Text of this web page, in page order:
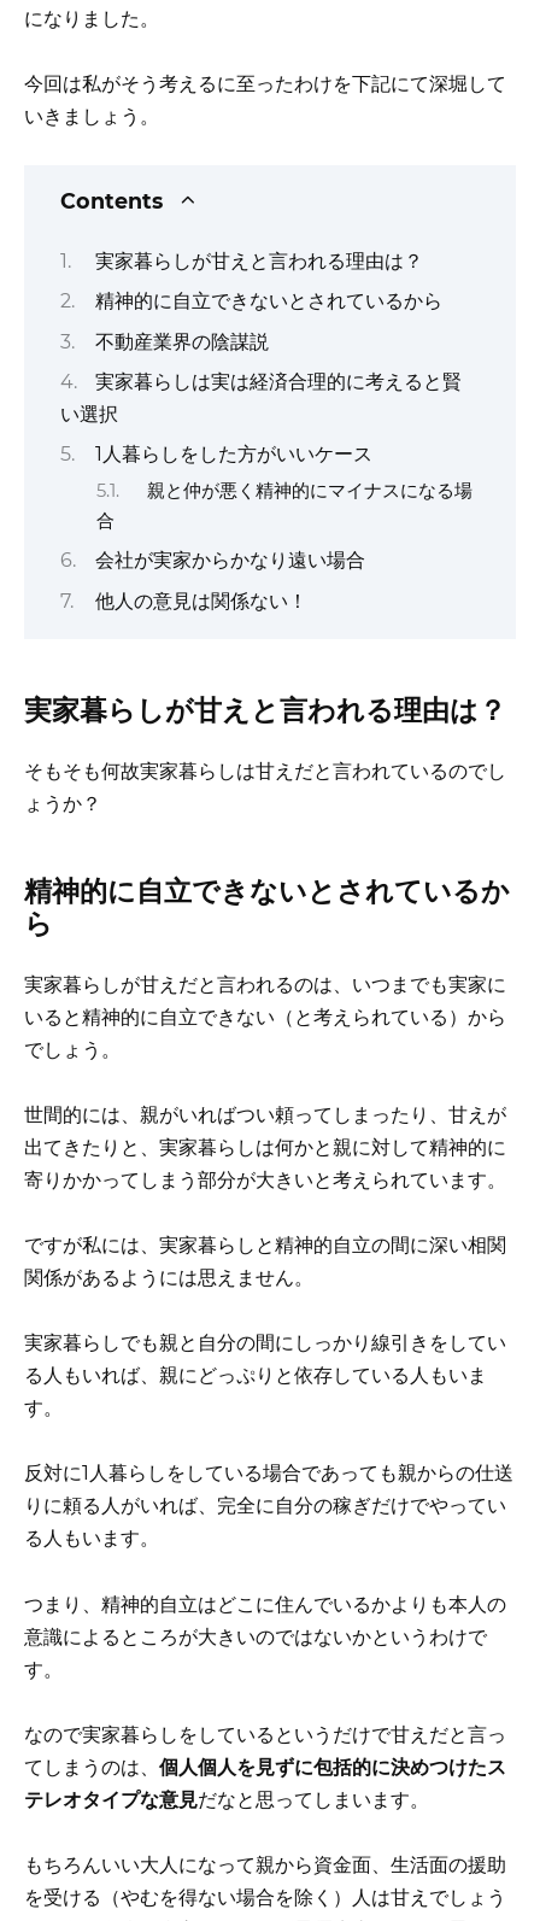
になりました。
今回は私がそう考えるに至ったわけを下記にて深堀して
いきましょう。
Contents
実家暮らしが甘えと言われる理由は？
精神的に自立できないとされているから
不動産業界の陰謀説
実家暮らしは実は経済合理的に考えると賢
い選択
1人暮らしをした方がいいケース
親と仲が悪く精神的にマイナスになる場
合
会社が実家からかなり遠い場合
他人の意見は関係ない！
実家暮らしが甘えと言われる理由は？
そもそも何故実家暮らしは甘えだと言われているのでし
ょうか？
精神的に自立できないとされているか
ら
実家暮らしが甘えだと言われるのは、いつまでも実家に
いると精神的に自立できない（と考えられている）から
でしょう。
世間的には、親がいればつい頼ってしまったり、甘えが
出てきたりと、実家暮らしは何かと親に対して精神的に
寄りかかってしまう部分が大きいと考えられています。
ですが私には、実家暮らしと精神的自立の間に深い相関
関係があるようには思えません。
実家暮らしでも親と自分の間にしっかり線引きをしてい
る人もいれば、親にどっぷりと依存している人もいま
す。
反対に1人暮らしをしている場合であっても親からの仕送
りに頼る人がいれば、完全に自分の稼ぎだけでやってい
る人もいます。
つまり、精神的自立はどこに住んでいるかよりも本人の
意識によるところが大きいのではないかというわけで
す。
なので実家暮らしをしているというだけで甘えだと言っ
てしまうのは、 個人個人を見ずに包括的に決めつけたス
テレオタイプな意見だなと思ってしまいます。
もちろんいい大人になって親から資金面、生活面の援助
を受ける（やむを得ない場合を除く）人は甘えでしょう